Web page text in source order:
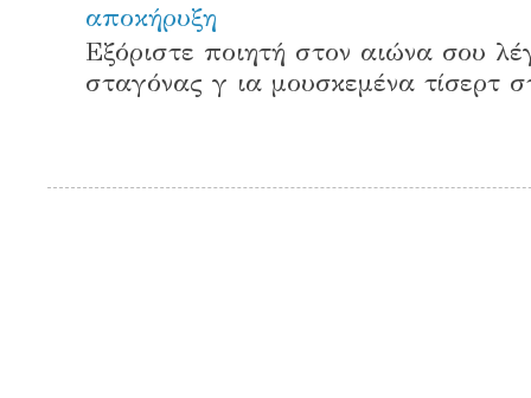
αποκήρυξη
Εξόριστε ποιητή στον αιώνα σου
σταγόνας γ ια μουσκεμένα